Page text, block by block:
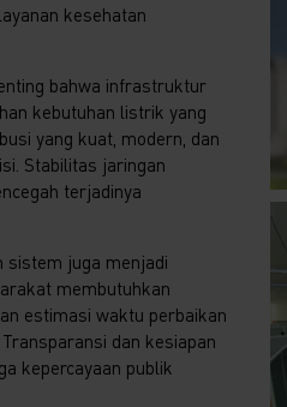
kesehatan
bahwa infrastruktur
kebutuhan listrik yang
yang kuat, modern, dan
Stabilitas jaringan
terjadinya
sistem juga menjadi
membutuhkan
estimasi waktu perbaikan
dan kesiapan
kepercayaan publik